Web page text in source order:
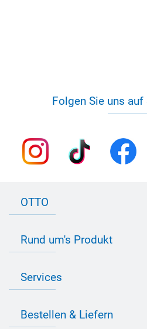
Folgen Sie uns
OTTO
Bau Newsletter
Presse
Jobs
Rund um's Produkt
Farbvielfalt
Informationen zu Prüfzeichen
Services
Farbempfehlungen
Bestellen & Liefern